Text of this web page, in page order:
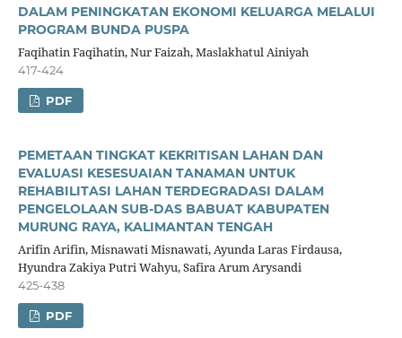
DALAM PENINGKATAN EKONOMI KELUARGA MELALUI
PROGRAM BUNDA PUSPA
Faqihatin Faqihatin, Nur Faizah, Maslakhatul Ainiyah
417-424
PDF
PEMETAAN TINGKAT KEKRITISAN LAHAN DAN
EVALUASI KESESUAIAN TANAMAN UNTUK
REHABILITASI LAHAN TERDEGRADASI DALAM
PENGELOLAAN SUB-DAS BABUAT KABUPATEN
MURUNG RAYA, KALIMANTAN TENGAH
Arifin Arifin, Misnawati Misnawati, Ayunda Laras Firdausa,
Hyundra Zakiya Putri Wahyu, Safira Arum Arysandi
425-438
PDF